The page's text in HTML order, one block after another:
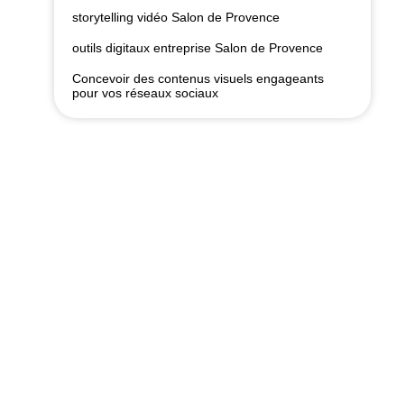
storytelling vidéo Salon de Provence
outils digitaux entreprise Salon de Provence
Concevoir des contenus visuels engageants
pour vos réseaux sociaux